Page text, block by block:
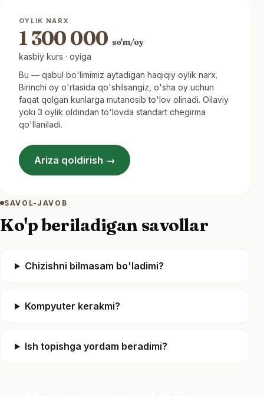
OYLIK NARX
1 300 000 so'm/oy
kasbiy kurs · oyiga
Bu — qabul bo'limimiz aytadigan haqiqiy oylik narx.
Birinchi oy o'rtasida qo'shilsangiz, o'sha oy uchun
faqat qolgan kunlarga mutanosib to'lov olinadi. Oilaviy
yoki 3 oylik oldindan to'lovda standart chegirma
qo'llaniladi.
Ariza qoldirish →
SAVOL-JAVOB
Ko'p beriladigan savollar
Chizishni bilmasam bo'ladimi?
Kompyuter kerakmi?
Ish topishga yordam beradimi?